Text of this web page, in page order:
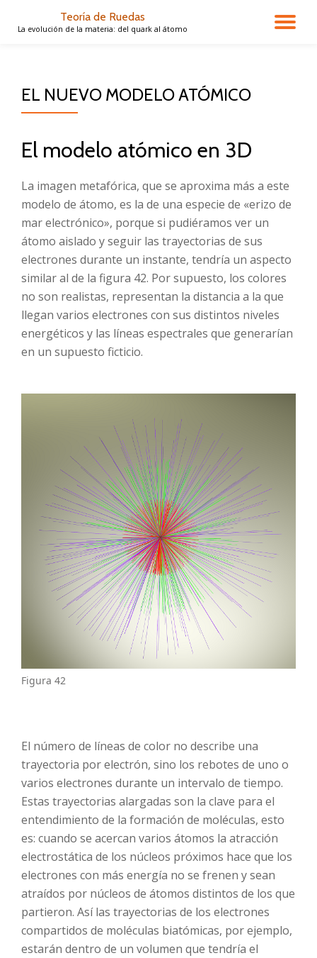
Saltar
Teoría de Ruedas
La evolución de la materia: del quark al átomo
EL NUEVO MODELO ATÓMICO
El modelo atómico en 3D
La imagen metafórica, que se aproxima más a este
modelo de átomo, es la de una especie de «erizo de
mar electrónico», porque si pudiéramos ver un
átomo aislado y seguir las trayectorias de sus
electrones durante un instante, tendría un aspecto
similar al de la figura 42. Por supuesto, los colores
no son realistas, representan la distancia a la que
llegan varios electrones con sus distintos niveles
energéticos y las líneas espectrales que generarían
en un supuesto ficticio.
Figura 42
El número de líneas de color no describe una
trayectoria por electrón, sino los rebotes de uno o
varios electrones durante un intervalo de tiempo.
Estas trayectorias alargadas son la clave para el
entendimiento de la formación de moléculas, esto
es: cuando se acercan varios átomos la atracción
electrostática de los núcleos próximos hace que los
electrones con más energía no se frenen y sean
atraídos por núcleos de átomos distintos de los que
partieron. Así las trayectorias de los electrones
compartidos de moléculas biatómicas, por ejemplo,
estarán dentro de un volumen que tendría el